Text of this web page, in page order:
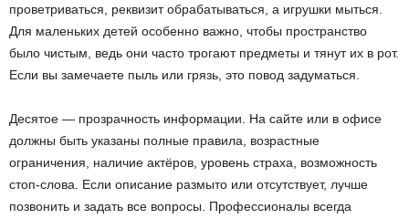
проветриваться, реквизит обрабатываться, а игрушки мыться.
Для маленьких детей особенно важно, чтобы пространство
было чистым, ведь они часто трогают предметы и тянут их в рот.
Если вы замечаете пыль или грязь, это повод задуматься.
Десятое — прозрачность информации. На сайте или в офисе
должны быть указаны полные правила, возрастные
ограничения, наличие актёров, уровень страха, возможность
стоп-слова. Если описание размыто или отсутствует, лучше
позвонить и задать все вопросы. Профессионалы всегда